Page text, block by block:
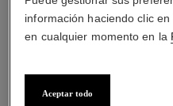
les beiges poudre belle mine
información haciendo clic
en cualquier momento en la
Aceptar todo